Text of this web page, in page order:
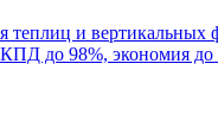
теплиц и вертикальных
КПД до 98%, экономия до